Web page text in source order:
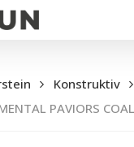
Konstruktiv
PAVIORS